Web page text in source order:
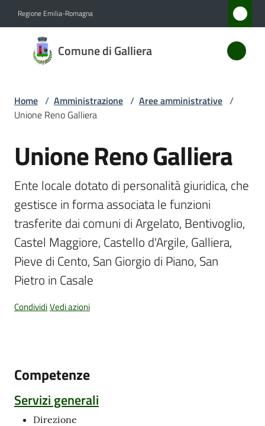
Regione Emilia-Romagna
Comune di Galliera
Comune
di
Novità
Servizi
Vivere
Galliera
Amministrazione
gli
argomenti...
Home / Amministrazione / Aree amministrative /
Unione Reno Galliera
Salta al contenuto
Unione Reno Galliera
Ente locale dotato di personalità giuridica, che
gestisce in forma associata le funzioni
trasferite dai comuni di Argelato, Bentivoglio,
Castel Maggiore, Castello d'Argile, Galliera,
Pieve di Cento, San Giorgio di Piano, San
Pietro in Casale
CondividiVedi azioni
Competenze
Servizi generali
Direzione